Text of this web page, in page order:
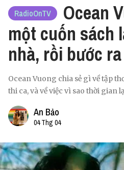
RadioOnTV
Ocean
một cuốn sách
nhà, rồi bước ra
Ocean Vuong chia sẻ gì về tập
thi ca, và về việc vì sao thời gian
An Bảo
04 Thg 04